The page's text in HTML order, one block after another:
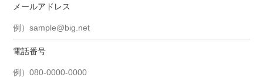
メールアドレス
電話番号